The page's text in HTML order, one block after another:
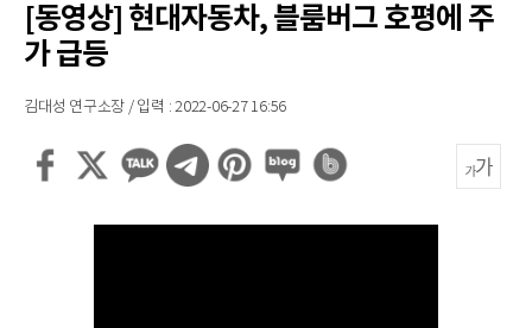
[동영상] 현대자동차, 블룸버그 호평에 주
가 급등
김대성 연구소장 / 입력 : 2022-06-27 16:56